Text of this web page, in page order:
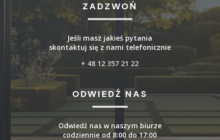
ZADZWOŃ
Jeśli masz jakieś pytania
skontaktuj się z nami telefonicznie
+ 48 12 357 21 22
ODWIEDŹ NAS
Odwiedź nas w naszym biurze
codziennie od 8:00 do 17:00